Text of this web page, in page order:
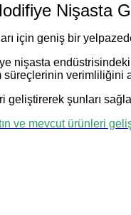
Nişasta
için geniş bir
nişasta
süreçlerinin verimliliğini
geliştirerek şunları
ve mevcut ürünleri